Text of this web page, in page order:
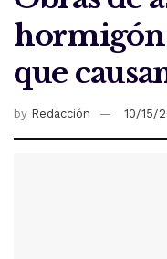
hormigón
que
by Redacción 10/15/